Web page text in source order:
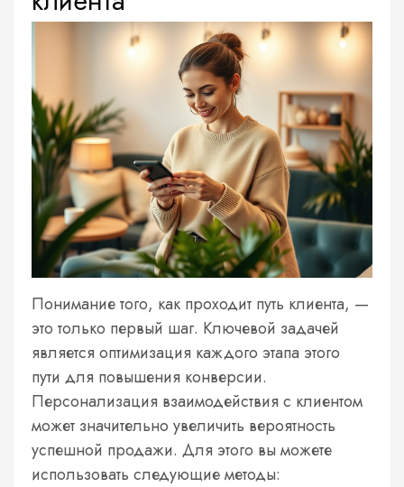
Понимание того, как проходит путь клиента, —
это только первый шаг. Ключевой задачей
является оптимизация каждого этапа этого
пути для повышения конверсии.
Персонализация взаимодействия с клиентом
может значительно увеличить вероятность
успешной продажи. Для этого вы можете
использовать следующие методы: